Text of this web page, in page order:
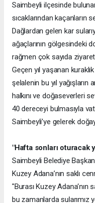
Saimbeyli ilçesinde
sıcaklarından kaçanların
Dağlardan gelen kar
ağaçlarının gölgesindeki
rağmen çok sayıda
Geçen yıl yaşanan
şelalenin bu yıl yağışların
halkını ve doğaseverleri
40 dereceyi bulmasıyla
Saimbeyli’ye gelerek
"Hafta sonları oturacak
Saimbeyli Belediye
Kuzey Adana’nın saklı
"Burası Kuzey Adana’nın
bu zamanlarda sularımız